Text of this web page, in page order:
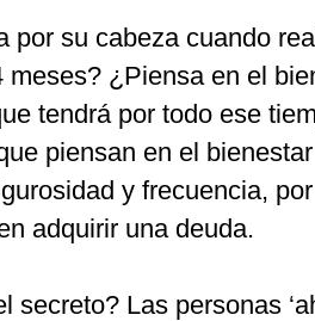
por su cabeza cuando
meses? ¿Piensa en el
tendrá por todo ese
piensan en el
y frecuencia,
adquirir una deuda.
secreto? Las personas